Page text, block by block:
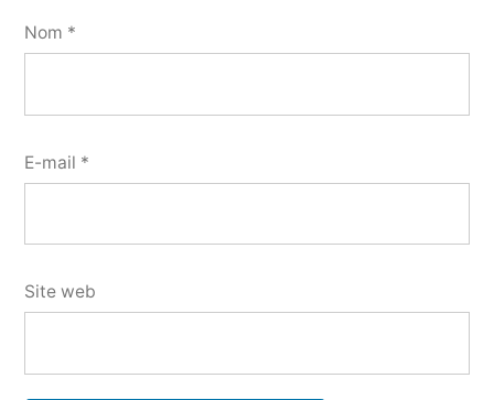
Nom *
E-mail *
Site web